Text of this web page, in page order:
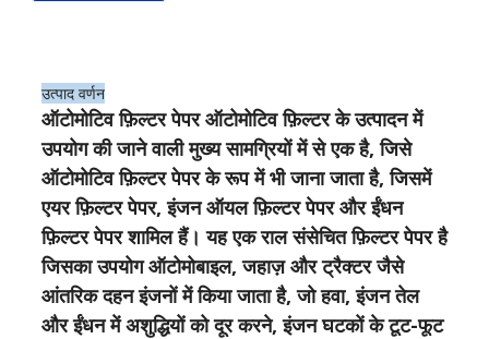
उत्पाद वर्णन
ऑटोमोटिव फ़िल्टर पेपर ऑटोमोटिव फ़िल्टर के उत्पादन में
उपयोग की जाने वाली मुख्य सामग्रियों में से एक है, जिसे
ऑटोमोटिव फ़िल्टर पेपर के रूप में भी जाना जाता है, जिसमें
एयर फ़िल्टर पेपर, इंजन ऑयल फ़िल्टर पेपर और ईंधन
फ़िल्टर पेपर शामिल हैं। यह एक राल संसेचित फ़िल्टर पेपर है
जिसका उपयोग ऑटोमोबाइल, जहाज़ और ट्रैक्टर जैसे
आंतरिक दहन इंजनों में किया जाता है, जो हवा, इंजन तेल
और ईंधन में अशुद्धियों को दूर करने, इंजन घटकों के टूट-फूट